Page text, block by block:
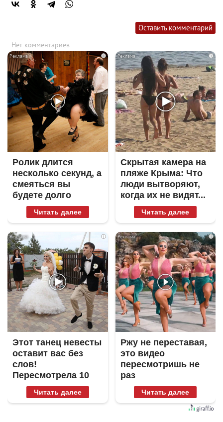
Оставить комментарий
Нет комментариев
i
Ролик длится
несколько секунд, а
смеяться вы
будете долго
Читать далее
i
Скрытая камера на
пляже Крыма: Что
люди вытворяют,
когда их не видят...
Читать далее
i
Этот танец невесты
оставит вас без
слов!
Пересмотрела 10
раз
Читать далее
i
Ржу не переставая,
это видео
пересмотришь не
раз
Читать далее